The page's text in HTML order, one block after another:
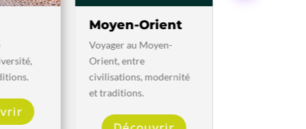
Moyen-Orient
Orient, entre
civilisations, modernité
Îles lointaines
Farniente, aventure et
dans les îles lointaines.
Découvrir